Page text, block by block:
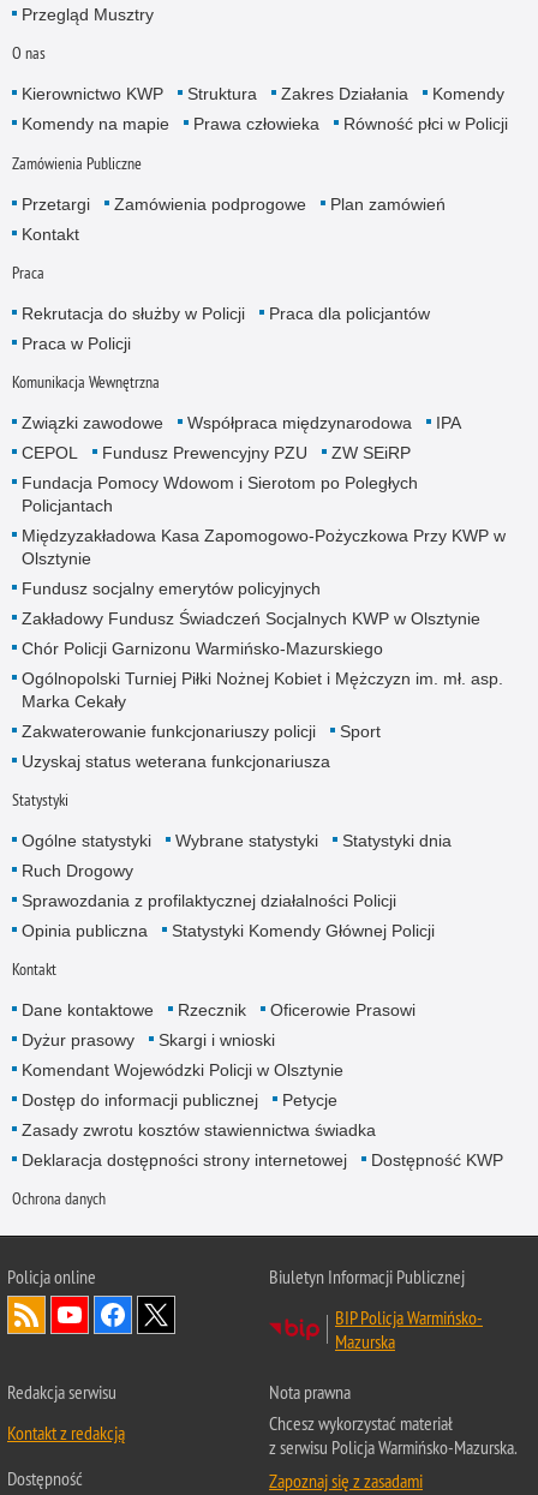
Przegląd Musztry
O nas
Kierownictwo KWP Struktura Zakres Działania
Komendy
Komendy na mapie
Prawa człowieka Równość płci w Policji
Zamówienia Publiczne
Przetargi Zamówienia podprogowe
Plan zamówień
Kontakt
Praca
Rekrutacja do służby w Policji
Praca dla policjantów
Praca w Policji
Komunikacja Wewnętrzna
Związki zawodowe Współpraca międzynarodowa
IPA
CEPOL
Fundusz Prewencyjny PZU
ZW SEiRP
Fundacja Pomocy Wdowom i Sierotom po Poległych
Policjantach
Międzyzakładowa Kasa Zapomogowo-Pożyczkowa Przy KWP w
Olsztynie
Fundusz socjalny emerytów policyjnych
Zakładowy Fundusz Świadczeń Socjalnych KWP w Olsztynie
Chór Policji Garnizonu Warmińsko-Mazurskiego
Ogólnopolski Turniej Piłki Nożnej Kobiet i Mężczyzn im. mł. asp.
Marka Cekały
Zakwaterowanie funkcjonariuszy policji
Sport
Uzyskaj status weterana funkcjonariusza
Statystyki
Ogólne statystyki Wybrane statystyki
Statystyki dnia
Ruch Drogowy
Sprawozdania z profilaktycznej działalności Policji
Opinia publiczna
Statystyki Komendy Głównej Policji
Kontakt
Dane kontaktowe Rzecznik
Oficerowie Prasowi
Dyżur prasowy
Skargi i wnioski
Komendant Wojewódzki Policji w Olsztynie
Dostęp do informacji publicznej
Petycje
Zasady zwrotu kosztów stawiennictwa świadka
Deklaracja dostępności strony internetowej
Dostępność KWP
Ochrona danych
Policja online
Biuletyn Informacji Publicznej
BIP Policja Warmińsko-
Mazurska
Redakcja serwisu
Kontakt z redakcją
Dostępność
Nota prawna
Chcesz wykorzystać materiał
z serwisu Policja Warmińsko-Mazurska.
Zapoznaj się z zasadami